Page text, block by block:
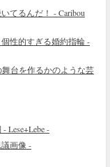
てるんだ！ - Caribou
性的すぎる婚約指輪 -
台を作るかのような芸
Lese+Lebe -
画像 -